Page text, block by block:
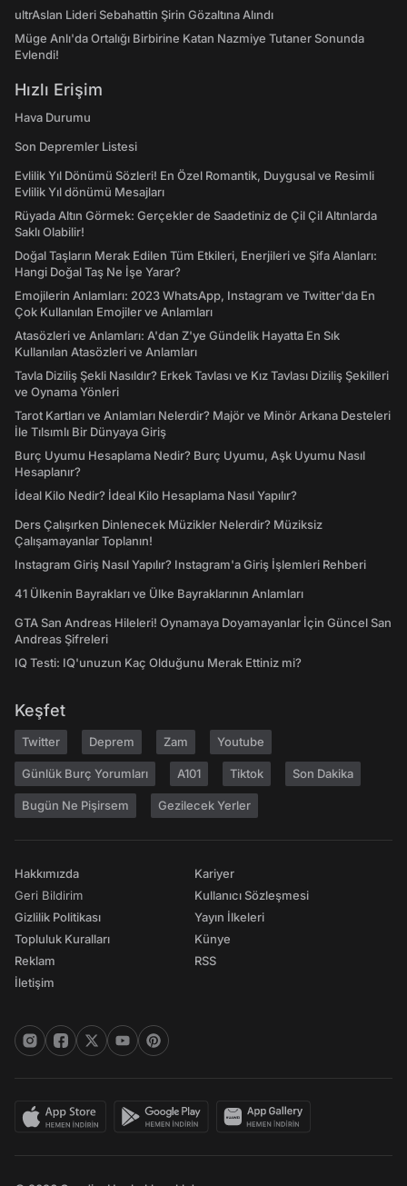
ultrAslan Lideri Sebahattin Şirin Gözaltına Alındı
Müge Anlı'da Ortalığı Birbirine Katan Nazmiye Tutaner Sonunda
Evlendi!
Hızlı Erişim
Hava Durumu
Son Depremler Listesi
Evlilik Yıl Dönümü Sözleri! En Özel Romantik, Duygusal ve Resimli
Evlilik Yıl dönümü Mesajları
Rüyada Altın Görmek: Gerçekler de Saadetiniz de Çil Çil Altınlarda
Saklı Olabilir!
Doğal Taşların Merak Edilen Tüm Etkileri, Enerjileri ve Şifa Alanları:
Hangi Doğal Taş Ne İşe Yarar?
Emojilerin Anlamları: 2023 WhatsApp, Instagram ve Twitter'da En
Çok Kullanılan Emojiler ve Anlamları
Atasözleri ve Anlamları: A'dan Z'ye Gündelik Hayatta En Sık
Kullanılan Atasözleri ve Anlamları
Tavla Diziliş Şekli Nasıldır? Erkek Tavlası ve Kız Tavlası Diziliş Şekilleri
ve Oynama Yönleri
Tarot Kartları ve Anlamları Nelerdir? Majör ve Minör Arkana Desteleri
İle Tılsımlı Bir Dünyaya Giriş
Burç Uyumu Hesaplama Nedir? Burç Uyumu, Aşk Uyumu Nasıl
Hesaplanır?
İdeal Kilo Nedir? İdeal Kilo Hesaplama Nasıl Yapılır?
Ders Çalışırken Dinlenecek Müzikler Nelerdir? Müziksiz
Çalışamayanlar Toplanın!
Instagram Giriş Nasıl Yapılır? Instagram'a Giriş İşlemleri Rehberi
41 Ülkenin Bayrakları ve Ülke Bayraklarının Anlamları
GTA San Andreas Hileleri! Oynamaya Doyamayanlar İçin Güncel San
Andreas Şifreleri
IQ Testi: IQ'unuzun Kaç Olduğunu Merak Ettiniz mi?
Keşfet
Twitter Deprem Zam Youtube
Günlük Burç Yorumları A101 Tiktok Son Dakika
Bugün Ne Pişirsem Gezilecek Yerler
Hakkımızda
Geri Bildirim
Gizlilik Politikası
Topluluk Kuralları
Reklam
İletişim
Kariyer
Kullanıcı Sözleşmesi
Yayın İlkeleri
Künye
RSS